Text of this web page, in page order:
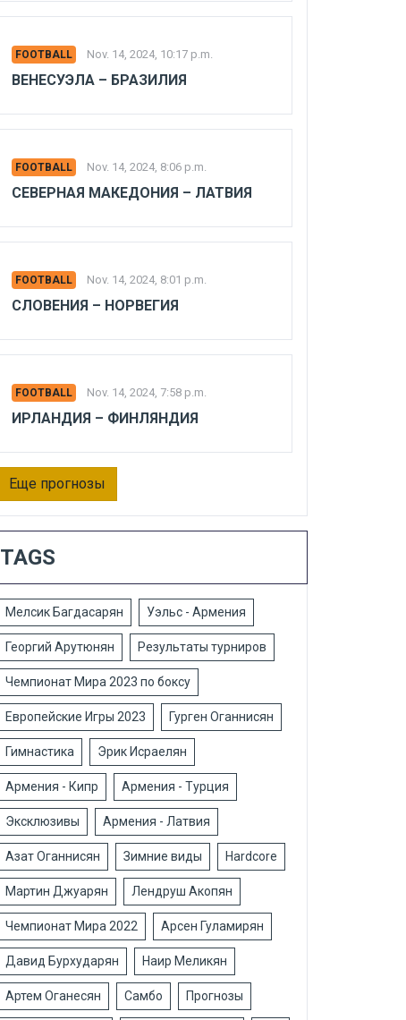
FOOTBALL Nov. 14, 2024, 10:17 p.m.
ВЕНЕСУЭЛА – БРАЗИЛИЯ
FOOTBALL Nov. 14, 2024, 8:06 p.m.
СЕВЕРНАЯ МАКЕДОНИЯ – ЛАТВИЯ
FOOTBALL Nov. 14, 2024, 8:01 p.m.
СЛОВЕНИЯ – НОРВЕГИЯ
FOOTBALL Nov. 14, 2024, 7:58 p.m.
ИРЛАНДИЯ – ФИНЛЯНДИЯ
Еще прогнозы
TAGS
Мелсик Багдасарян Уэльс - Армения
Георгий Арутюнян Результаты турниров
Чемпионат Мира 2023 по боксу
Европейские Игры 2023 Гурген Оганнисян
Гимнастика Эрик Исраелян
Армения - Кипр Армения - Турция
Эксклюзивы Армения - Латвия
Азат Оганнисян Зимние виды Hardcore
Мартин Джуарян Лендруш Акопян
Чемпионат Мира 2022 Арсен Гуламирян
Давид Бурхударян Наир Меликян
Артем Оганесян Самбо Прогнозы